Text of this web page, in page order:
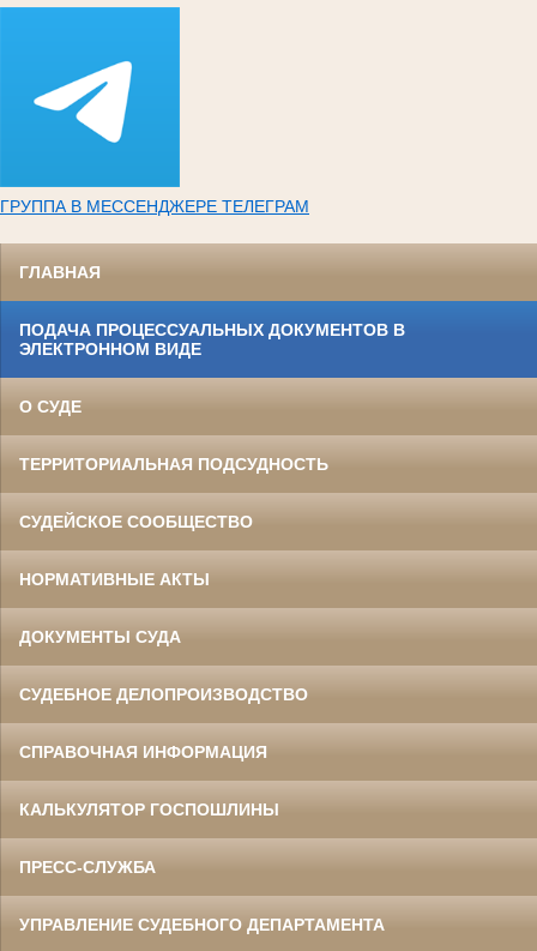
ГРУППА В МЕССЕНДЖЕРЕ ТЕЛЕГРАМ
ГЛАВНАЯ
ПОДАЧА ПРОЦЕССУАЛЬНЫХ ДОКУМЕНТОВ В
ЭЛЕКТРОННОМ ВИДЕ
О СУДЕ
ТЕРРИТОРИАЛЬНАЯ ПОДСУДНОСТЬ
СУДЕЙСКОЕ СООБЩЕСТВО
НОРМАТИВНЫЕ АКТЫ
ДОКУМЕНТЫ СУДА
СУДЕБНОЕ ДЕЛОПРОИЗВОДСТВО
СПРАВОЧНАЯ ИНФОРМАЦИЯ
КАЛЬКУЛЯТОР ГОСПОШЛИНЫ
ПРЕСС-СЛУЖБА
УПРАВЛЕНИЕ СУДЕБНОГО ДЕПАРТАМЕНТА